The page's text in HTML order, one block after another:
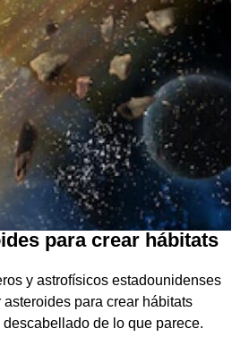
para crear hábitats
y astrofísicos estadounidenses
para crear hábitats
de lo que parece.